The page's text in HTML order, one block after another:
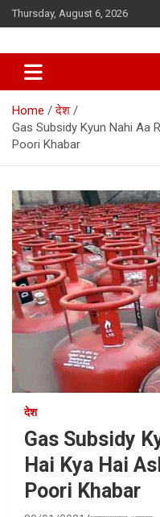
Skip
to
Thursday, August 6, 2026
Home
देश
Gas Subsidy Kyun Nahi Aa
Poori Khabar
देश
Gas Subsidy
Hai Kya Hai
Poori Khabar